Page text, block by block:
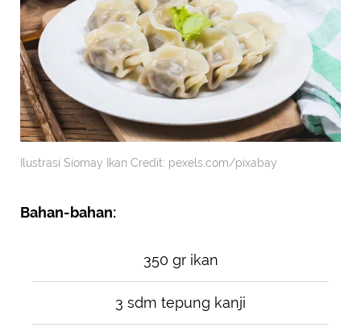
Ilustrasi Siomay Ikan Credit: pexels.com/pixabay
Bahan-bahan:
350 gr ikan
3 sdm tepung kanji